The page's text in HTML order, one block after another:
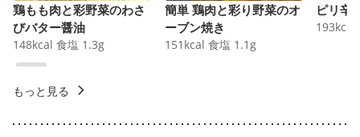
鶏もも肉と彩野菜のわさ
びバター醤油
148kcal 食塩 1.3g
簡単 鶏肉と彩り野菜のオ
ーブン焼き
151 kcal 食塩 1.1 g
ピリ辛
193kcal
もっと見る